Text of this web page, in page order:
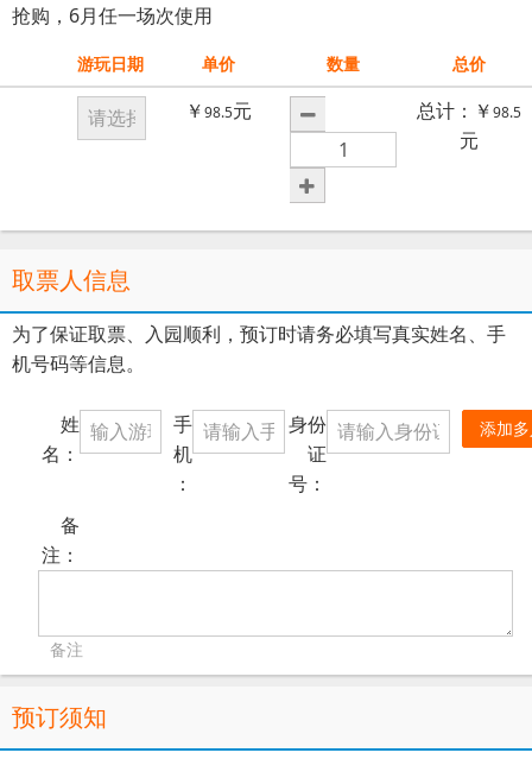
抢购，6月任一场次使用
游玩日期 单价 数量 总价
￥98.5元 总计：￥98.5
元
取票人信息
为了保证取票、入园顺利，预订时请务必填写真实姓名、手
机号码等信息。
姓
名：
手
机
：
身份
证
号：
添加
备
注：
备注
预订须知